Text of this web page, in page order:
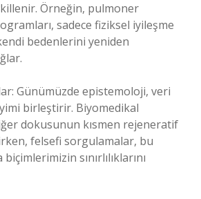
Örneğin, pulmoner
sadece fiziksel iyileşme
bedenlerini yeniden
Günümüzde epistemoloji, veri
birleştirir. Biyomedikal
dokusunun kısmen rejeneratif
felsefi sorgulamalar, bu
sınırlılıklarını